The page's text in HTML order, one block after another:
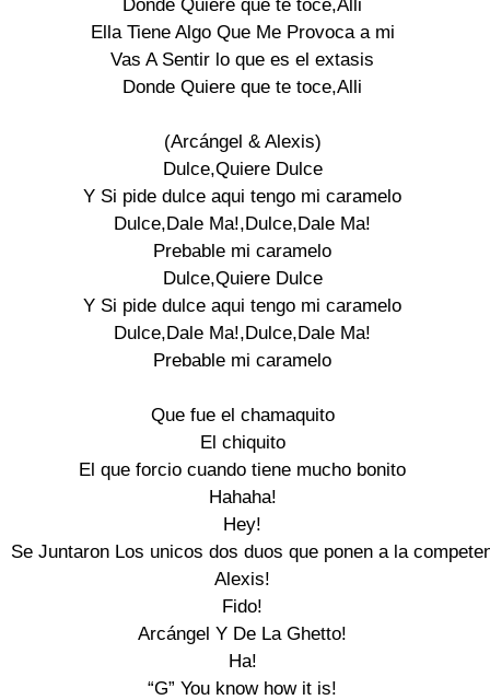
Donde Quiere que te toce,Alli
Ella Tiene Algo Que Me Provoca a mi
Vas A Sentir lo que es el extasis
Donde Quiere que te toce,Alli
(Arcángel & Alexis)
Dulce,Quiere Dulce
Y Si pide dulce aqui tengo mi caramelo
Dulce,Dale Ma!,Dulce,Dale Ma!
Prebable mi caramelo
Dulce,Quiere Dulce
Y Si pide dulce aqui tengo mi caramelo
Dulce,Dale Ma!,Dulce,Dale Ma!
Prebable mi caramelo
Que fue el chamaquito
El chiquito
El que forcio cuando tiene mucho bonito
Hahaha!
Hey!
Se Juntaron Los unicos dos duos que ponen a la
Alexis!
Fido!
Arcángel Y De La Ghetto!
Ha!
“G” You know how it is!